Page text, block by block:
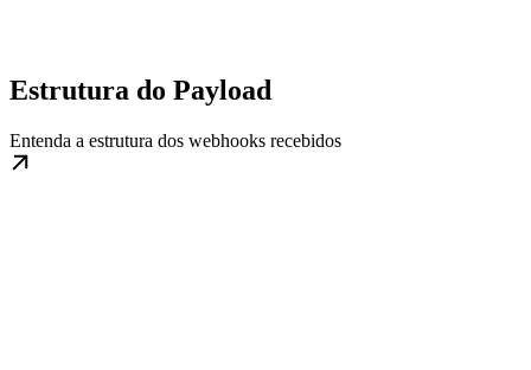
Estrutura do Payload
Entenda a estrutura dos webhooks recebidos